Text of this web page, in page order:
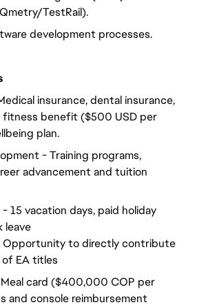
TestRail).
development processes.
insurance, dental insurance,
fitness benefit ($500 USD per
plan.
- Training programs,
advancement and tuition
15 vacation days, paid holiday
leave
Opportunity to directly contribute
EA titles
card ($400,000 COP per
and console reimbursement